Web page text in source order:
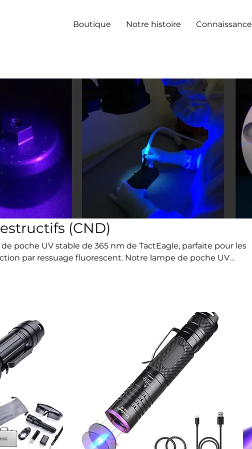
Boutique Notre histoire Connaissance
(CND)
poche UV stable de 365 nm de TactEagle, parfaite pour les
par ressuage fluorescent. Notre lampe de poche UV
et les inspections de sécurité. Achetez dès maintenant